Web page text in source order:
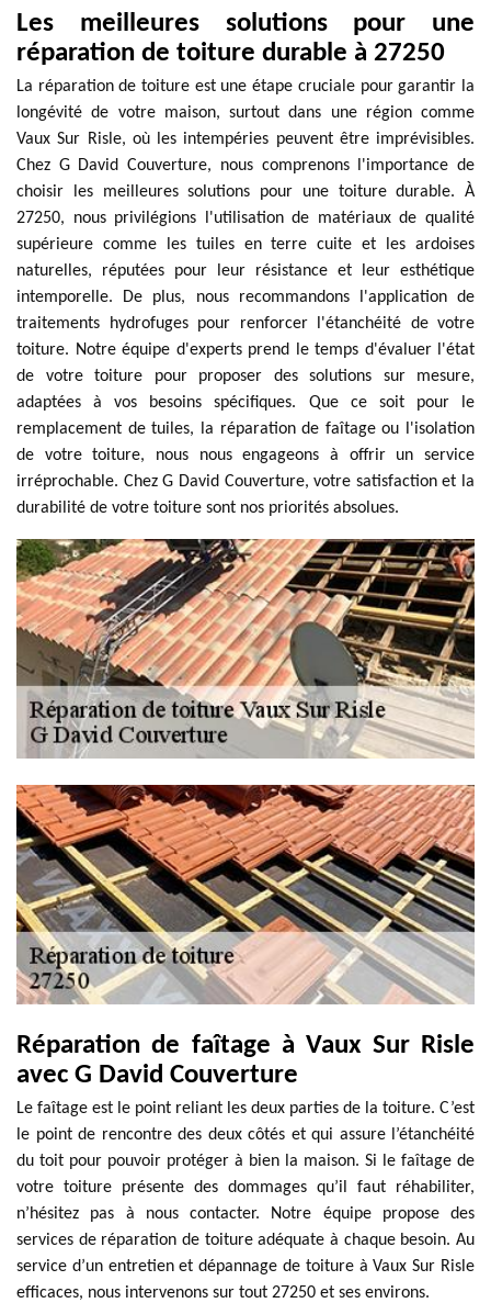
Les meilleures solutions pour une
réparation de toiture durable à 27250
La réparation de toiture est une étape cruciale pour garantir la
longévité de votre maison, surtout dans une région comme
Vaux Sur Risle, où les intempéries peuvent être imprévisibles.
Chez G David Couverture, nous comprenons l'importance de
choisir les meilleures solutions pour une toiture durable. À
27250, nous privilégions l'utilisation de matériaux de qualité
supérieure comme les tuiles en terre cuite et les ardoises
naturelles, réputées pour leur résistance et leur esthétique
intemporelle. De plus, nous recommandons l'application de
traitements hydrofuges pour renforcer l'étanchéité de votre
toiture. Notre équipe d'experts prend le temps d'évaluer l'état
de votre toiture pour proposer des solutions sur mesure,
adaptées à vos besoins spécifiques. Que ce soit pour le
remplacement de tuiles, la réparation de faîtage ou l'isolation
de votre toiture, nous nous engageons à offrir un service
irréprochable. Chez G David Couverture, votre satisfaction et la
durabilité de votre toiture sont nos priorités absolues.
Réparation de faîtage à Vaux Sur Risle
avec G David Couverture
Le faîtage est le point reliant les deux parties de la toiture. C’est
le point de rencontre des deux côtés et qui assure l’étanchéité
du toit pour pouvoir protéger à bien la maison. Si le faîtage de
votre toiture présente des dommages qu’il faut réhabiliter,
n’hésitez pas à nous contacter. Notre équipe propose des
services de réparation de toiture adéquate à chaque besoin. Au
service d’un entretien et dépannage de toiture à Vaux Sur Risle
efficaces, nous intervenons sur tout 27250 et ses environs.